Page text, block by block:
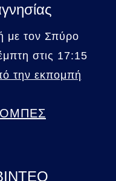
με τον Σπύρο
στις 17:15
την εκπομπή